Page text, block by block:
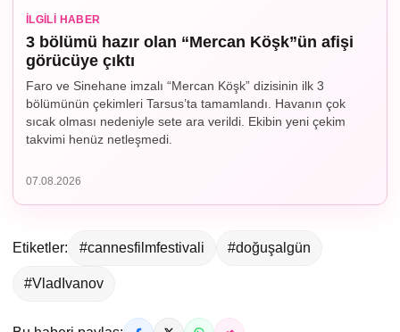
İLGILI HABER
3 bölümü hazır olan “Mercan Köşk”ün afişi
görücüye çıktı
Faro ve Sinehane imzalı “Mercan Köşk” dizisinin ilk 3
bölümünün çekimleri Tarsus’ta tamamlandı. Havanın çok
sıcak olması nedeniyle sete ara verildi. Ekibin yeni çekim
takvimi henüz netleşmedi.
07.08.2026
Etiketler: #cannesfilmfestivali #doğuşalgün
#VladIvanov